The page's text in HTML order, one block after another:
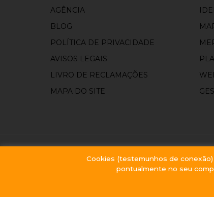
AGÊNCIA
BLOG
POLÍTICA DE PRIVACIDADE
AVISOS LEGAIS
LIVRO DE RECLAMAÇÕES
MAPA DO SITE
Cookies (testemunhos de
pontualmente no seu